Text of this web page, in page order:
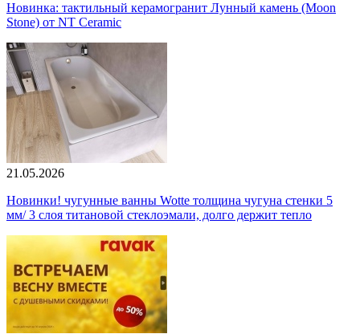
Новинка: тактильный керамогранит Лунный камень (Moon
Stone) от NT Ceramic
21.05.2026
Новинки! чугунные ванны Wotte толщина чугуна стенки 5
мм/ 3 слоя титановой стеклоэмали, долго держит тепло